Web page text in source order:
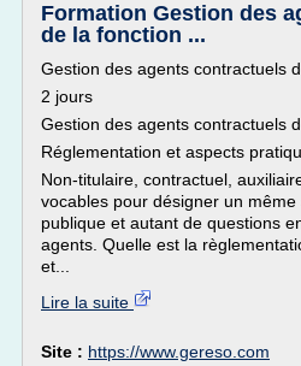
Formation Gestion des
de la fonction ...
Gestion des agents contractuels
2 jours
Gestion des agents contractuels
Réglementation et aspects
Non-titulaire, contractuel,
vocables pour désigner un
publique et autant de questions
agents. Quelle est la
et...
Lire la suite
Site : https://www.gereso.com